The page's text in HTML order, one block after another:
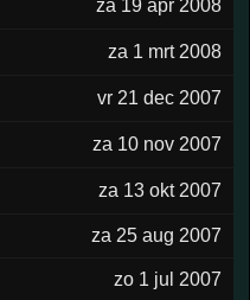
za 19 apr 2008
za 1 mrt 2008
vr 21 dec 2007
za 10 nov 2007
za 13 okt 2007
za 25 aug 2007
zo 1 jul 2007